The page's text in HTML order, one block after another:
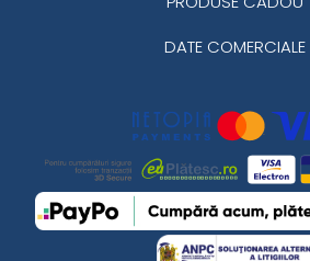
DATE COMERCIALE